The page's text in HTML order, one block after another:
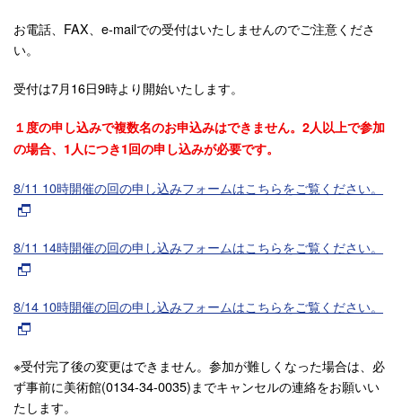
お電話、FAX、e-mailでの受付はいたしませんのでご注意くださ
い。
受付は7月16日9時より開始いたします。
１度の申し込みで複数名のお申込みはできません。2人以上で参加
の場合、1人につき1回の申し込みが必要です。
8/11 10時開催の回の申し込みフォームはこちらをご覧ください。
8/11 14時開催の回の申し込みフォームはこちらをご覧ください。
8/14 10時開催の回の申し込みフォームはこちらをご覧ください。
※受付完了後の変更はできません。参加が難しくなった場合は、必
ず事前に美術館(0134-34-0035)までキャンセルの連絡をお願いい
たします。